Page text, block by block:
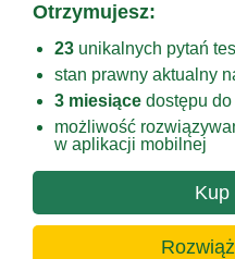
Otrzymujesz:
23 unikalnych pytań
stan prawny aktualny
3 miesiące dostępu
możliwość
w aplikacji mobilnej
Kup